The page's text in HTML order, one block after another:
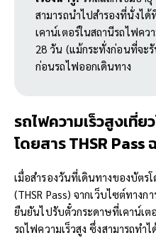
สามารถนำไปสำรองที่นั่งได้
เคาน์เตอร์ในสถานีรถไฟคว
28 วัน (แม้กระทั่งก่อนที่จะ
ก่อนรถไฟออกเดินทาง
รถไฟความเร็วสูงเที่ย
โดยสารTHSR Pass
เมื่อสำรองวันที่เดินทางของบัตร
(THSR Pass) จากเว็บไซต์ทางก
ยืนยันไปรับตั๋วกระดาษที่เคาน์เ
รถไฟความเร็วสูง ซึ่งสามารถทำ